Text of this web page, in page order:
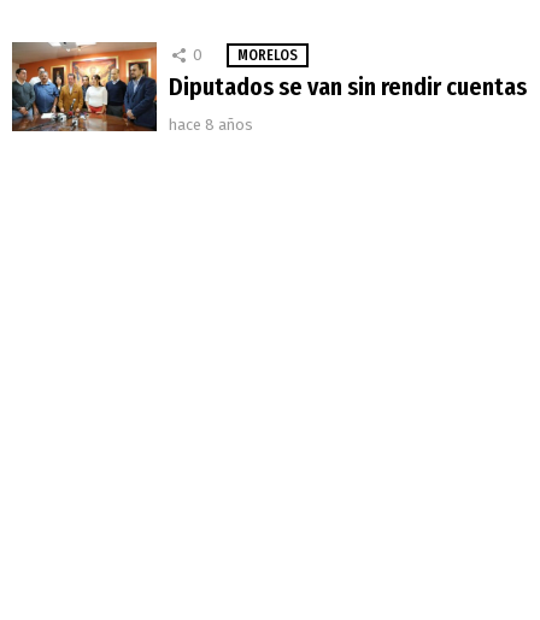
0 MORELOS
Diputados se van sin rendir cuentas
hace 8 años